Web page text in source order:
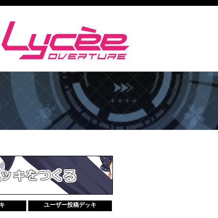
ユーザー投稿デッキ